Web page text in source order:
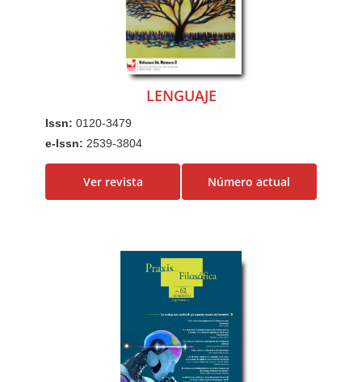
LENGUAJE
Issn:0120-3479
e-Issn: 2539-3804
Ver revista Número actual